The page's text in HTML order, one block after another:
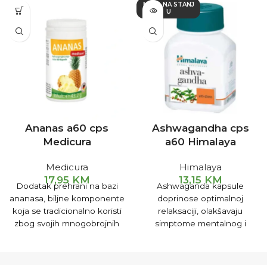
Ananas a60 cps
Medicura
Medicura
17,95 KM
Dodatak prehrani na bazi
ananasa, biljne komponente
koja se tradicionalno koristi
zbog svojih mnogobrojnih
NEMA NA STANJ
U
Ashwagandha cps
a60 Himalaya
Himalaya
13,15KM
Ashwaganda kapsule
doprinose optimalnoj
relaksaciji, olakšavaju
simptome mentalnog i